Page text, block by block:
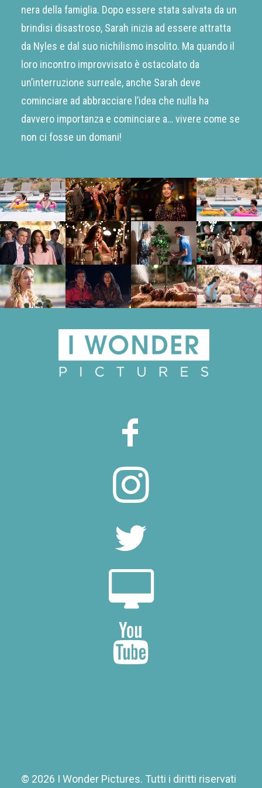
nera della famiglia. Dopo essere stata salvata da un
brindisi disastroso, Sarah inizia ad essere attratta
da Nyles e dal suo nichilismo insolito. Ma quando il
loro incontro improvvisato è ostacolato da
un’interruzione surreale, anche Sarah deve
cominciare ad abbracciare l’idea che nulla ha
davvero importanza e cominciare a… vivere come se
non ci fosse un domani!
© 2026 I Wonder Pictures. Tutti i diritti riservati